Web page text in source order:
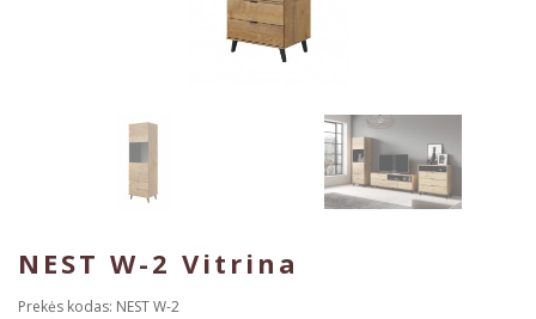
NEST W-2 Vitrina
Prekės kodas: NEST W-2